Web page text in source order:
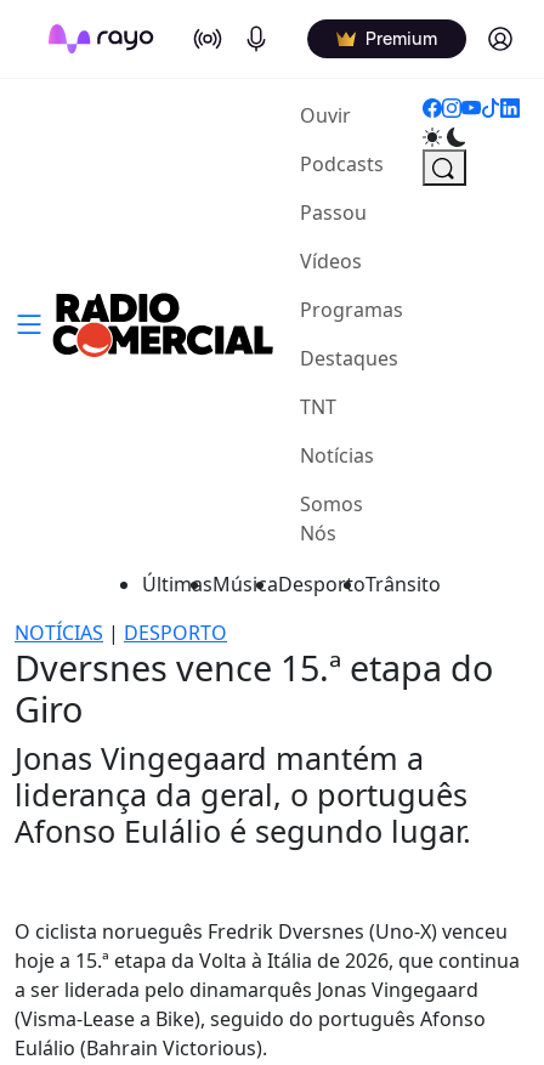
On Air Podcasts Premium Log in
Ouvir(current)
Podcasts
Passou
Vídeos
Programas
Destaques
TNT
Notícias
Somos
Nós
ÚltimasMúsicaDesportoTrânsito
NOTÍCIAS | DESPORTO
Dversnes vence 15.ª etapa do
Giro
Jonas Vingegaard mantém a
liderança da geral, o português
Afonso Eulálio é segundo lugar.
O ciclista norueguês Fredrik Dversnes (Uno-X) venceu
hoje a 15.ª etapa da Volta à Itália de 2026, que continua
a ser liderada pelo dinamarquês Jonas Vingegaard
(Visma-Lease a Bike), seguido do português Afonso
Eulálio (Bahrain Victorious).